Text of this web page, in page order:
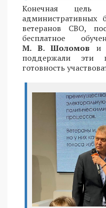
Конечная цель
административных
ветеранов СВО,
бесплатное
М. В. Шоломов и
поддержали эти
готовность